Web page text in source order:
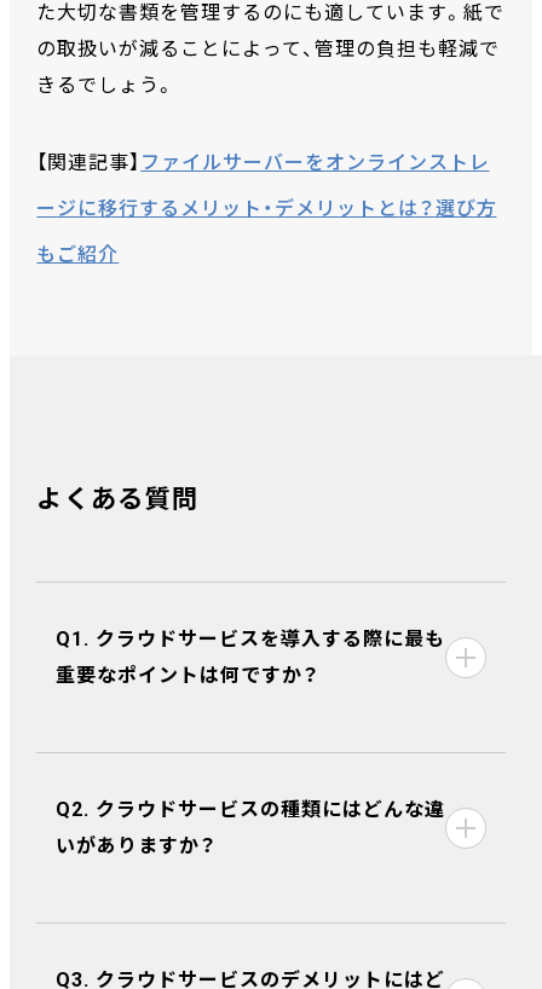
た大切な書類を管理するのにも適しています。紙で
の取扱いが減ることによって、管理の負担も軽減で
きるでしょう。
【関連記事】 ファイルサーバーをオンラインストレ
ージに移行するメリット・デメリットとは？選び方
もご紹介
よくある質問
Q1. クラウドサービスを導入する際に最も
重要なポイントは何ですか？
Q2. クラウドサービスの種類にはどんな違
いがありますか？
Q3. クラウドサービスのデメリットにはど